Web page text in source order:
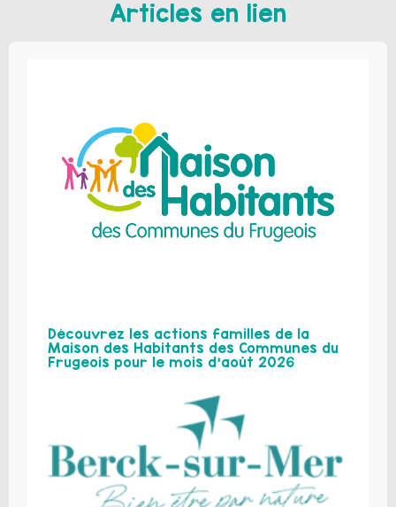
Articles en lien
Découvrez les actions familles de la
Maison des Habitants des Communes du
Frugeois pour le mois d’août 2026